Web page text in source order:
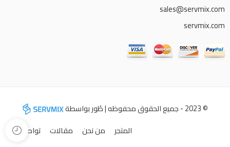
sales@servmix.com
servmix.com
© 2023 - جميع الحقوق محفوظه | طُور بواسطة
المتجر
من نحن مقالات تواصل معنا